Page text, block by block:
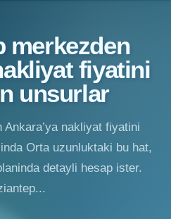
merkezden
fiyatini
unsurlar
nakliyat fiyatini
Orta uzunluktaki bu hat,
detayli hesap ister.